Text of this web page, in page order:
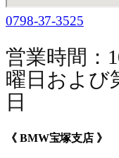
0798-37-3525
営業時間：
曜日および
日
《 BMW宝塚支店 》